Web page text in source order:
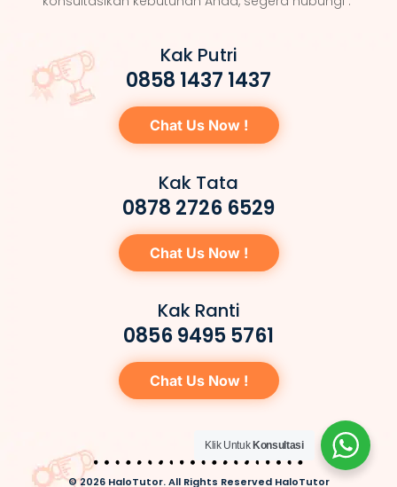
Kak Putri
0858 1437 1437
Chat Us Now !
Kak Tata
0878 2726 6529
Chat Us Now !
Kak Ranti
0856 9495 5761
Chat Us Now !
© 2026 HaloTutor. All Rights Reserved HaloTutor
Klik Untuk Konsultasi